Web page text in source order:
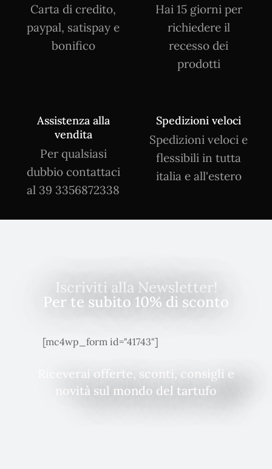
Carta di credito,
paypal, satispay e
bonifico
Hai 15 giorni per
richiedere il
recesso dei
prodotti
Assistenza alla
vendita
Per qualsiasi
dubbio contattaci
al 39 3356872338
Spedizioni veloci
Spedizioni veloci e
flessibili in tutta
italia e all'estero
Iscriviti alla Newsletter!
Per te subito 10% di sconto
[mc4wp_form id="41743"]
Riceverai offerte, sconti, consigli e
novità sul mondo del tartufo